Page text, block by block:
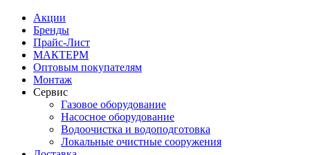
Акции
Бренды
Прайс-Лист
МАКТЕРМ
Оптовым покупателям
Монтаж
Сервис
Газовое оборудование
Насосное оборудование
Водоочистка и водоподготовка
Локальные очистные сооружения